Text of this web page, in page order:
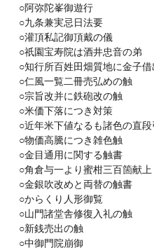
○阿弥陀峯御遊行
○九条兼実忌日法要
○灌頂私記御頂戴の儀
○祇園宝寿院は酒井忠音の弟
○知行所百姓田畑質地に金子
○仁風一覧二冊売弘めの触
○宗旨改并に鉄砲改の触
○米価下落につき対策
○近年米下値なるも諸色の直
○物価高騰につき雑色触
○金目通用に関する触書
○角倉与一より蜜柑三百箇献上
○金銀吹改めと両替の触書
○からくり人形御覧
○山門諸堂舎修復入礼の触
○新銭売出の触
○中御門院崩御